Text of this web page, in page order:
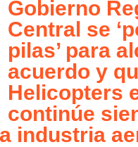
Gobierno
Central se
pilas’ para
acuerdo y
Helicopters
continúe
industria